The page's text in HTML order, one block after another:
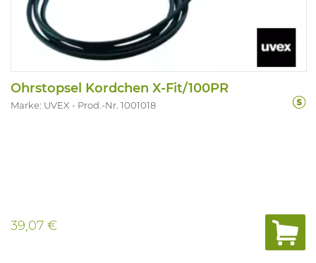
Ohrstopsel Kordchen X-Fit/100PR
Marke: UVEX Prod.-Nr. 1001018
39,07 €